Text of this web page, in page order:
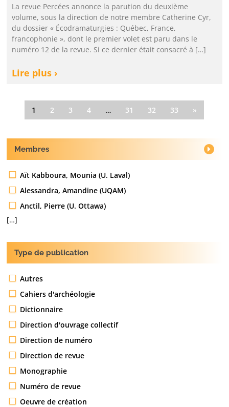
La revue Percées annonce la parution du deuxième
volume, sous la direction de notre membre Catherine Cyr,
du dossier « Écodramaturgies : Québec, France,
francophonie », dont le premier volet est paru dans le
numéro 12 de la revue. Si ce dernier était consacré à […]
Lire plus ›
1 2 3 4 … 31 32 33 »
Membres
Aït Kabboura, Mounia (U. Laval)
Alessandra, Amandine (UQAM)
Anctil, Pierre (U. Ottawa)
[…]
Type de publication
Autres
Cahiers d'archéologie
Dictionnaire
Direction d'ouvrage collectif
Direction de numéro
Direction de revue
Monographie
Numéro de revue
Oeuvre de création